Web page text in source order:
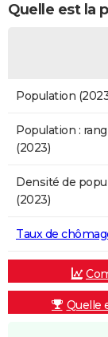
Quelle est la
Population
Population :
(2023)
Densité de
(2023)
Taux de
Quelle